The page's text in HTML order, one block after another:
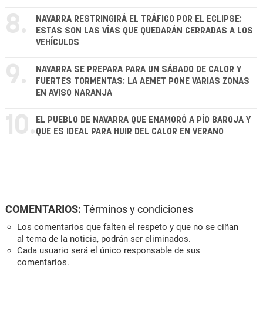
8.
NAVARRA RESTRINGIRÁ EL TRÁFICO POR EL ECLIPSE:
ESTAS SON LAS VÍAS QUE QUEDARÁN CERRADAS A LOS
VEHÍCULOS
9.
NAVARRA SE PREPARA PARA UN SÁBADO DE CALOR Y
FUERTES TORMENTAS: LA AEMET PONE VARIAS ZONAS
EN AVISO NARANJA
10. EL PUEBLO DE NAVARRA QUE ENAMORÓ A PÍO BAROJA Y
QUE ES IDEAL PARA HUIR DEL CALOR EN VERANO
COMENTARIOS: Términos y condiciones
Los comentarios que falten el respeto y que no se ciñan
al tema de la noticia, podrán ser eliminados.
Cada usuario será el único responsable de sus
comentarios.